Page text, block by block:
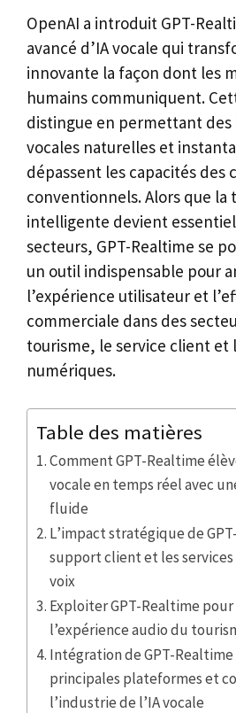
OpenAI a introduit GPT-
avancé d’IA vocale qui
innovante la façon dont les
humains communiquent.
distingue en permettant
vocales naturelles et
dépassent les capacités des
conventionnels. Alors que la
intelligente devient
secteurs, GPT-Realtime se
un outil indispensable pour
l’expérience utilisateur et
commerciale dans des
tourisme, le service client et
numériques.
Table des matières
Comment GPT-Realtime
vocale en temps réel avec
fluide
L’impact stratégique de
support client et les services
voix
Exploiter GPT-Realtime
l’expérience audio du
Intégration de GPT-Realtime
principales plateformes et
l’industrie de l’IA vocale